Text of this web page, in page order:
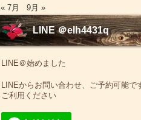
« 7月 9月 »
LINE ＠elh4431q
LINE＠始めました
LINEからお問い合わせ、ご予約可能で
ご利用ください